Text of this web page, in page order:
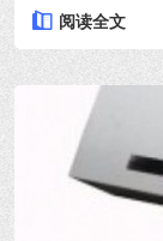
阅读全文